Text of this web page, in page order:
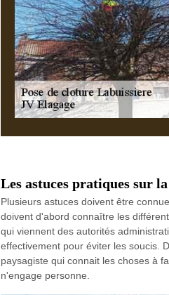
Les astuces pratiques sur
Plusieurs astuces doivent être
doivent d'abord connaître les
qui viennent des autorités
effectivement pour éviter les soucis.
paysagiste qui connait les choses à
n'engage personne.